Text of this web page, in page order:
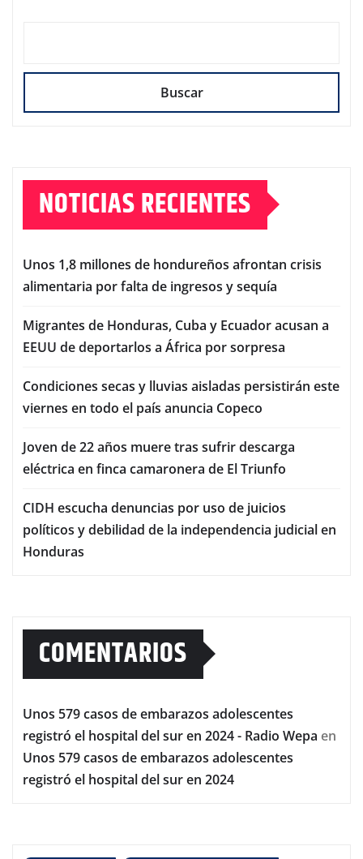
Buscar
NOTICIAS RECIENTES
Unos 1,8 millones de hondureños afrontan crisis
alimentaria por falta de ingresos y sequía
Migrantes de Honduras, Cuba y Ecuador acusan a
EEUU de deportarlos a África por sorpresa
Condiciones secas y lluvias aisladas persistirán este
viernes en todo el país anuncia Copeco
Joven de 22 años muere tras sufrir descarga
eléctrica en finca camaronera de El Triunfo
CIDH escucha denuncias por uso de juicios
políticos y debilidad de la independencia judicial en
Honduras
COMENTARIOS
Unos 579 casos de embarazos adolescentes
registró el hospital del sur en 2024 - Radio Wepa en
Unos 579 casos de embarazos adolescentes
registró el hospital del sur en 2024